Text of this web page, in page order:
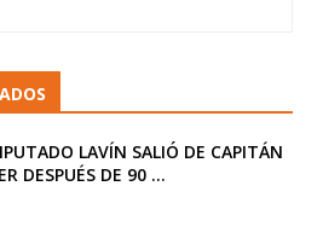
LAVÍN SALIÓ DE CAPITÁN
DESPUÉS DE 90 ...